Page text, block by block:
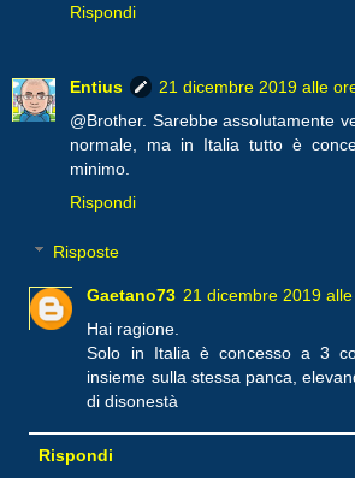
Rispondi
Entius
21 dicembre 2019 alle
@Brother. Sarebbe assolutamente
normale, ma in Italia tutto è
minimo.
Rispondi
Risposte
Gaetano73 21 dicembre 2019
Hai ragione.
Solo in Italia è concesso a 3
insieme sulla stessa panca,
di disonestà
Rispondi